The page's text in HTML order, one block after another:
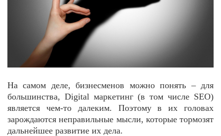
На самом деле, бизнесменов можно понять – для
большинства, Digital маркетинг (в том числе SEO)
является чем-то далеким. Поэтому в их головах
зарождаются неправильные мысли, которые тормозят
дальнейшее развитие их дела.